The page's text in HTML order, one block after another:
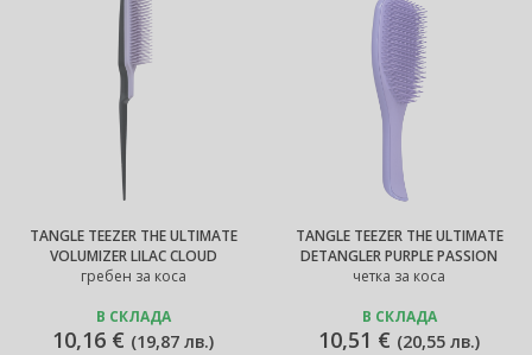
TANGLE TEEZER THE ULTIMATE
VOLUMIZER LILAC CLOUD
гребен за коса
В СКЛАДА
10,16 € (19,87 лв.)
TANGLE TEEZER THE ULTIMATE
DETANGLER PURPLE PASSION
четка за коса
В СКЛАДА
10,51 € (20,55 лв.)